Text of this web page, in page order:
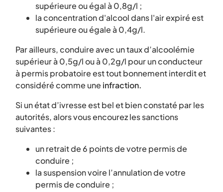
supérieure ou égal à 0,8g/l ;
la concentration d'alcool dans l'air expiré est
supérieure ou égale à 0,4g/l.
Par ailleurs, conduire avec un taux d’alcoolémie
supérieur à 0,5g/l ou à 0,2g/l pour un conducteur
à permis probatoire est tout bonnement interdit et
considéré comme une infraction.
Si un état d’ivresse est bel et bien constaté par les
autorités, alors vous encourez les sanctions
suivantes :
un retrait de 6 points de votre permis de
conduire ;
la suspension voire l’annulation de votre
permis de conduire ;